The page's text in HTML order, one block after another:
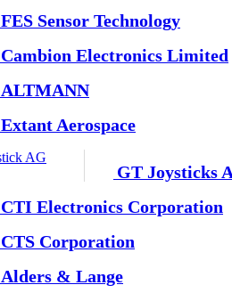
FES Sensor Technology
Cambion Electronics Limited
ALTMANN
Extant Aerospace
GT Joysticks
CTI Electronics Corporation
CTS Corporation
Alders & Lange